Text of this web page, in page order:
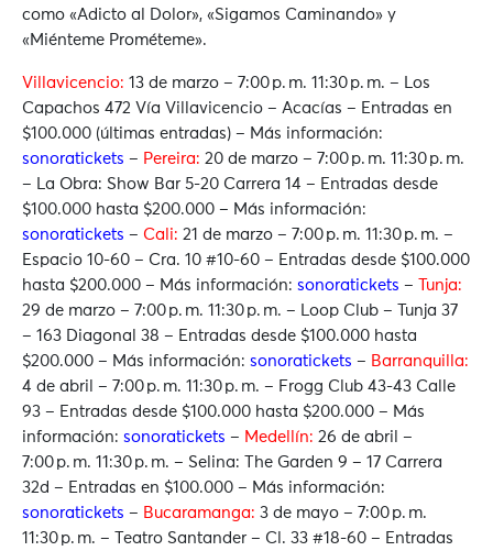
como «Adicto al Dolor», «Sigamos Caminando» y
«Miénteme Prométeme».
Villavicencio: 13 de marzo – 7:00 p. m. 11:30 p. m. – Los
Capachos 472 Vía Villavicencio – Acacías – Entradas en
$100.000 (últimas entradas) – Más información:
sonoratickets – Pereira: 20 de marzo – 7:00 p. m. 11:30 p. m.
– La Obra: Show Bar 5-20 Carrera 14 – Entradas desde
$100.000 hasta $200.000 – Más información:
sonoratickets – Cali: 21 de marzo – 7:00 p. m. 11:30 p. m. –
Espacio 10-60 – Cra. 10 #10-60 – Entradas desde $100.000
hasta $200.000 – Más información: sonoratickets –
Tunja:
29 de marzo – 7:00 p. m. 11:30 p. m. – Loop Club – Tunja 37
– 163 Diagonal 38 – Entradas desde $100.000 hasta
$200.000 – Más información: sonoratickets – Barranquilla:
4 de abril – 7:00 p. m. 11:30 p. m. – Frogg Club 43-43 Calle
93 – Entradas desde $100.000 hasta $200.000 – Más
información: sonoratickets – Medellín: 26 de abril –
7:00 p. m. 11:30 p. m. – Selina: The Garden 9 – 17 Carrera
32d – Entradas en $100.000 – Más información:
sonoratickets – Bucaramanga: 3 de mayo – 7:00 p. m.
11:30 p. m. –
Teatro Santander – Cl. 33 #18-60 – Entradas